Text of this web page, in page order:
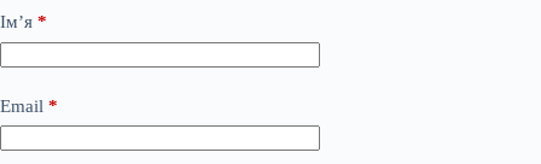
Ім’я *
Email *